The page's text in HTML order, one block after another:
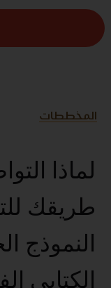
المخططات
لماذا
طريقك
النموذج
الكتابي